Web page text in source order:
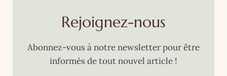
Rejoignez-nous
Abonnez-vous à notre newsletter pour être
informés de tout nouvel article !